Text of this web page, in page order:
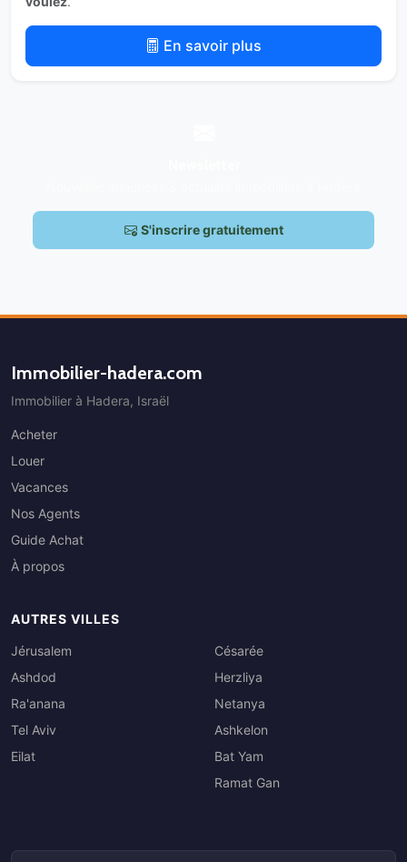
En savoir plus
S'inscrire gratuitement
Immobilier-hadera.com
Immobilier à Hadera, Israël
Acheter
Louer
Vacances
Nos Agents
Guide Achat
À propos
AUTRES VILLES
Jérusalem
Ashdod
Ra'anana
Tel Aviv
Eilat
Césarée
Herzliya
Netanya
Ashkelon
Bat Yam
Ramat Gan